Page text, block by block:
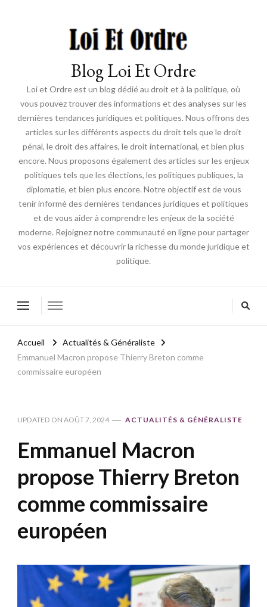
Blog Loi Et Ordre
Loi et Ordre est un blog dédié au droit et à la politique, où
vous pouvez trouver des informations et des analyses sur les
dernières tendances juridiques et politiques. Nous offrons des
articles sur les différents aspects du droit tels que le droit
pénal, le droit des affaires, le droit international, et bien plus
encore. Nous proposons également des articles sur les enjeux
politiques tels que les élections, les politiques publiques, la
diplomatie, et bien plus encore. Notre objectif est de vous
tenir informé des dernières tendances juridiques et politiques
et de vous aider à comprendre les enjeux de la société
moderne. Rejoignez notre communauté en ligne pour partager
vos expériences et découvrir la richesse du monde juridique et
politique.
Accueil
Actualités & Généraliste
Emmanuel Macron propose Thierry Breton comme
commissaire européen
UPDATED ON AOÛT 7, 2024 ACTUALITÉS & GÉNÉRALISTE
Emmanuel Macron
propose Thierry Breton
comme commissaire
européen